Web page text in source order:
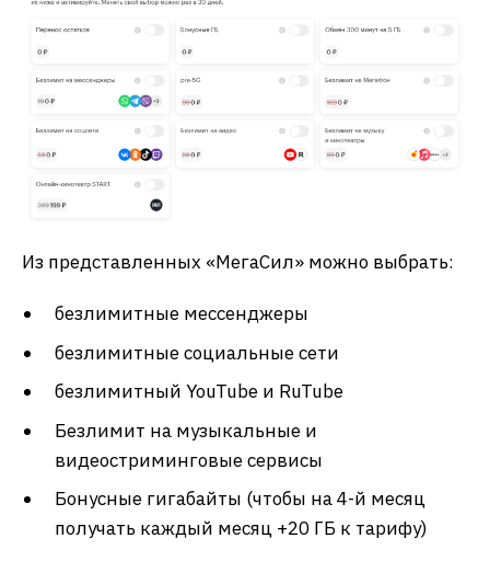
Из представленных «МегаСил» можно выбрать:
безлимитные мессенджеры
безлимитные социальные сети
безлимитный YouTube и RuTube
Безлимит на музыкальные и
видеостриминговые сервисы
Бонусные гигабайты (чтобы на 4-й месяц
получать каждый месяц +20 ГБ к тарифу)